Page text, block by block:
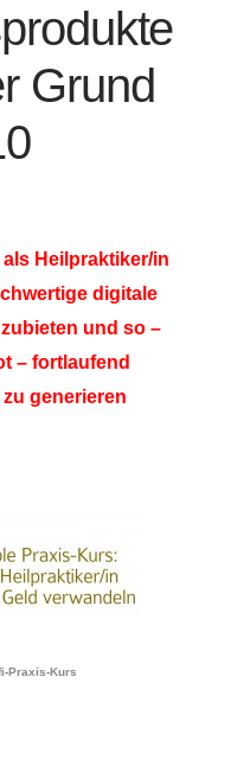
Grund
als Heilpraktiker/in
digitale
und so –
– fortlaufend
generieren
Praxis-Kurs